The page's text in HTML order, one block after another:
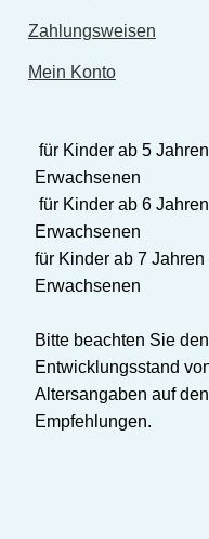
Zahlungsweisen
Mein Konto
für Kinder ab 5
Erwachsenen
für Kinder ab 6
Erwachsenen
für Kinder ab 7
Erwachsenen
Bitte beachten Sie
Entwicklungsstand
Altersangaben auf
Empfehlungen.